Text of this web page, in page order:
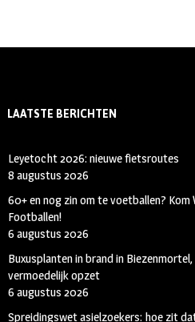
LAATSTE BERICHTEN
Leyetocht 2026: nieuwe fietsroutes
8 augustus 2026
60+ en nog zin om te voetballen? Kom
Footballen!
6 augustus 2026
Buxusplanten in brand in Biezenmortel,
vermoedelijk opzet
6 augustus 2026
Spreidingswet asielzoekers: hoe zit